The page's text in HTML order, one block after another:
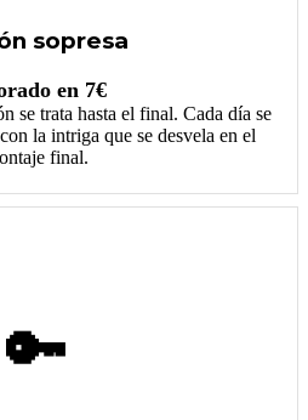
sopresa
en 7€
se trata hasta el final. Cada día se
la intriga que se desvela en el
final.
🔑